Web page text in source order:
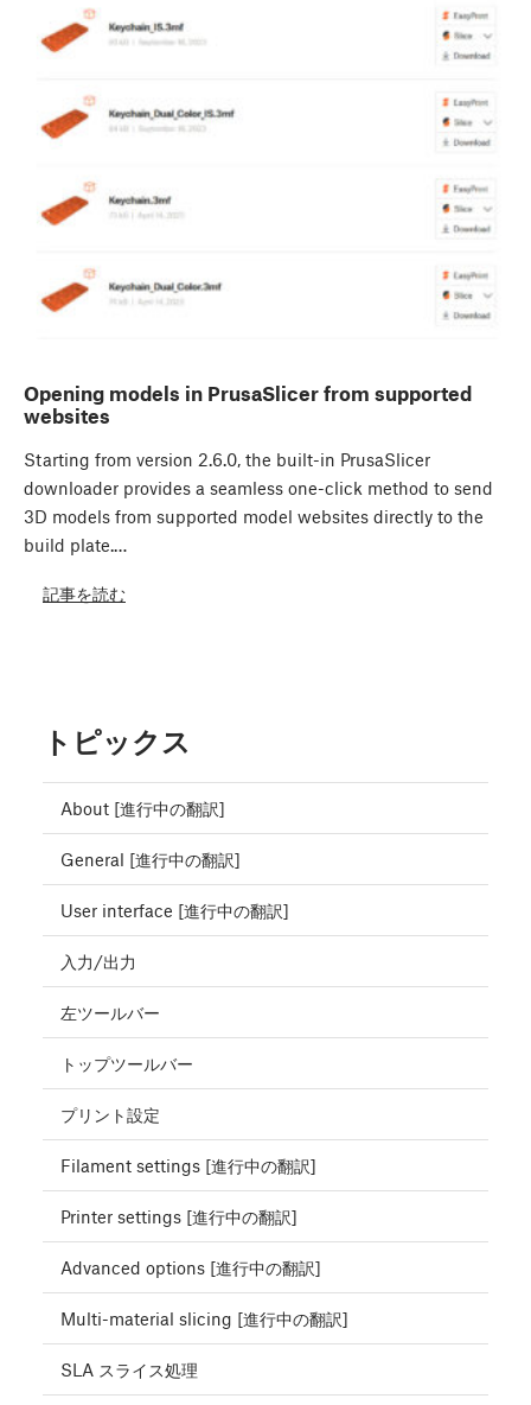
Opening models in PrusaSlicer from supported
websites
Starting from version 2.6.0, the built-in PrusaSlicer
downloader provides a seamless one-click method to send
3D models from supported model websites directly to the
build plate.…
記事を読む
トピックス
About [進行中の翻訳]
General [進行中の翻訳]
User interface [進行中の翻訳]
入力/出力
左ツールバー
トップツールバー
プリント設定
Filament settings [進行中の翻訳]
Printer settings [進行中の翻訳]
Advanced options [進行中の翻訳]
Multi-material slicing [進行中の翻訳]
SLA スライス処理